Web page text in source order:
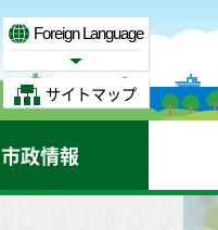
Foreign Language
Select Language
サイトマップ
市政情報